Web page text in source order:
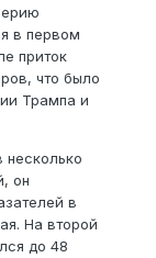
в первом
приток
что было
Трампа и
несколько
он
в
На второй
до 48